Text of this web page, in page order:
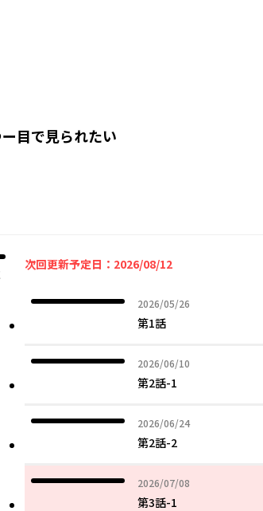
目で見られたい
次回更新予定日：2026/08/12
2026/05/26
2026年05月26日
第1話
2026/06/10
2026年06月10日
第2話-1
2026/06/24
2026年06月24日
第2話-2
2026/07/08
2026年07月08日
第3話-1